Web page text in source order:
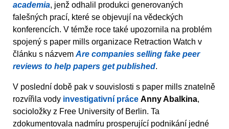
academia, jenž odhalil produkci generovaných
falešných prací, které se objevují na vědeckých
konferencích. V témže roce také upozornila na problém
spojený s paper mills organizace Retraction Watch v
článku s názvem Are companies selling fake peer
reviews to help papers get published.
V poslední době pak v souvislosti s paper mills znatelně
rozvířila vody investigativní práce Anny Abalkina,
socioložky z Free University of Berlin. Ta
zdokumentovala nadmíru prosperující podnikání jedné